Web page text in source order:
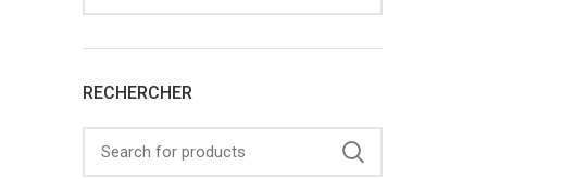
RECHERCHER